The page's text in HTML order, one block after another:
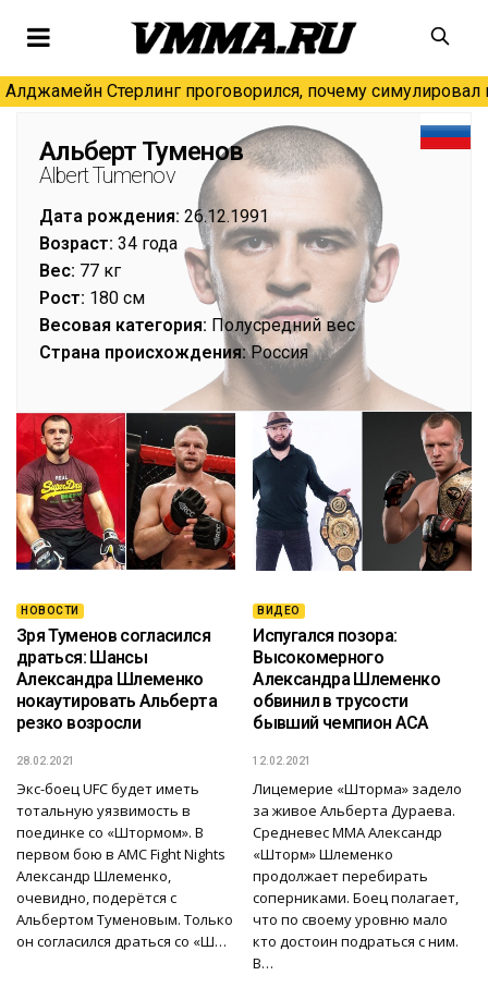
Алджамейн Стерлинг проговорился, почему симулировал
Альберт Туменов
Albert Tumenov
Дата рождения: 26.12.1991
Возраст: 34 года
Вес: 77 кг
Рост: 180 см
Весовая категория: Полусредний вес
Страна происхождения:Россия
НОВОСТИ
Зря Туменов согласился
драться: Шансы
Александра Шлеменко
нокаутировать Альберта
резко возросли
28.02.2021
Экс-боец UFC будет иметь
тотальную уязвимость в
поединке со «Штормом». В
первом бою в AMC Fight Nights
Александр Шлеменко,
очевидно, подерётся с
Альбертом Туменовым. Только
он согласился драться со «Ш…
ВИДЕО
Испугался позора:
Высокомерного
Александра Шлеменко
обвинил в трусости
бывший чемпион АСА
12.02.2021
Лицемерие «Шторма» задело
за живое Альберта Дураева.
Средневес ММА Александр
«Шторм» Шлеменко
продолжает перебирать
соперниками. Боец полагает,
что по своему уровню мало
кто достоин подраться с ним.
В…